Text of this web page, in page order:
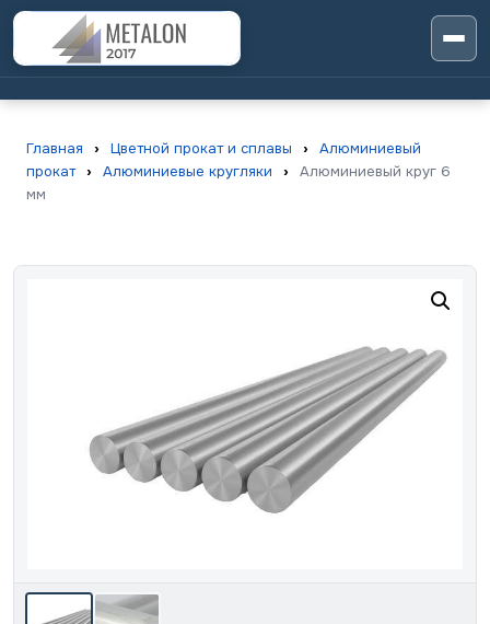
Главная › Цветной прокат и сплавы ›
Алюминиевый
прокат › Алюминиевые кругляки ›
Алюминиевый круг 6
мм